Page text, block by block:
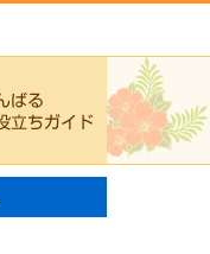
やんばるお